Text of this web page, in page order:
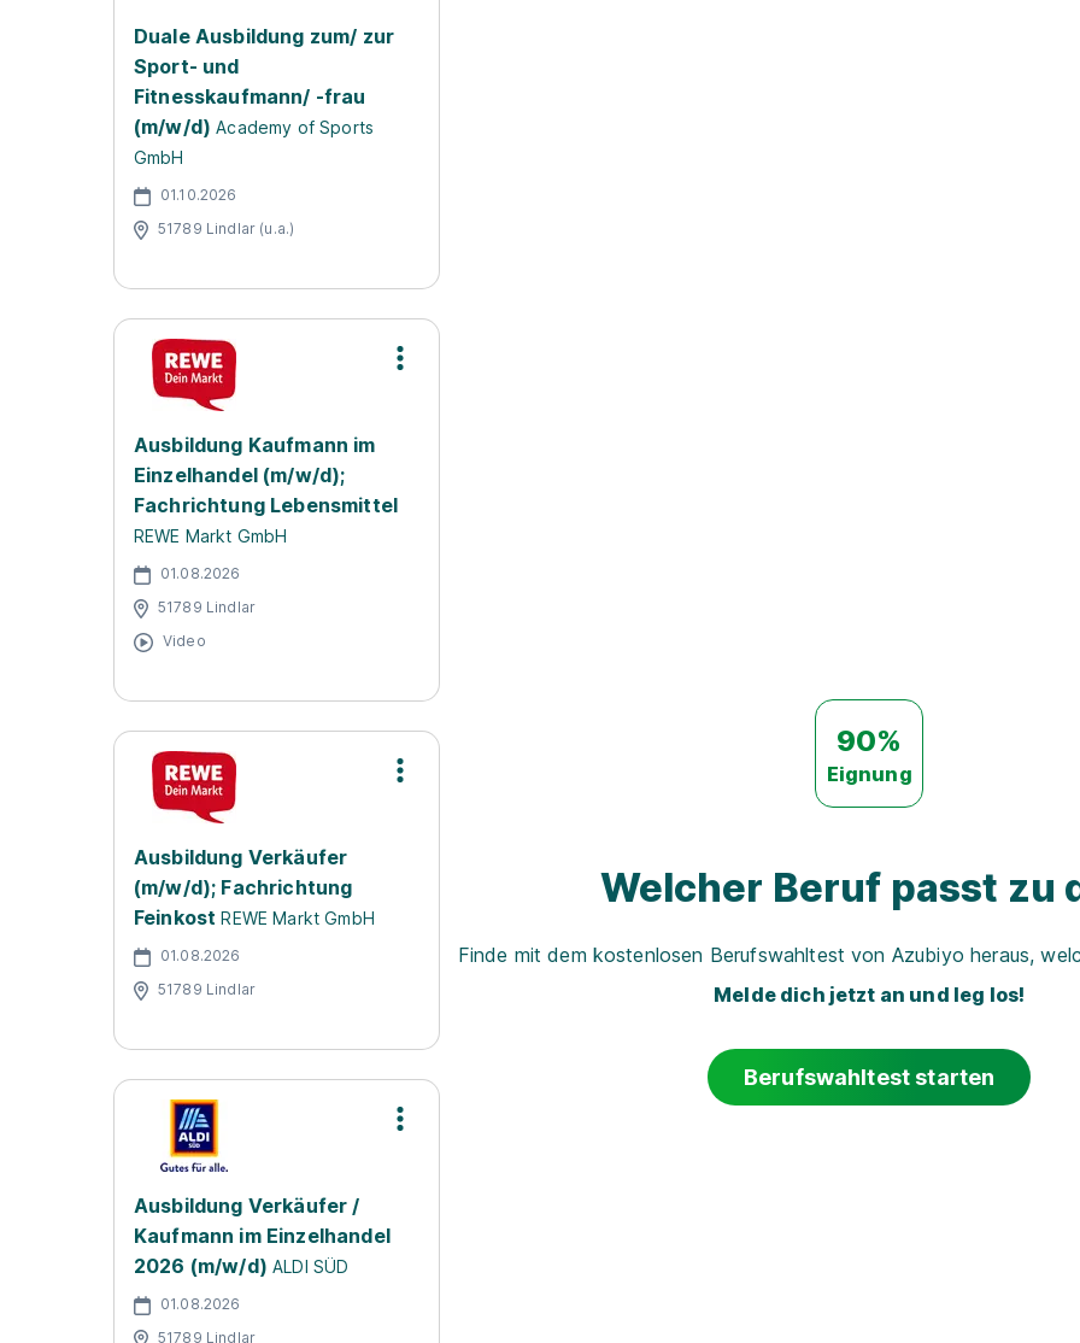
Duale Ausbildung zum/ zur
Sport- und
Fitnesskaufmann/ -frau
(m/w/d) Academy of Sports
GmbH
01.10.2026
51789 Lindlar (u.a.)
Ausbildung Kaufmann im
Einzelhandel (m/w/d);
Fachrichtung Lebensmittel
REWE Markt GmbH
01.08.2026
51789 Lindlar
Video
Ausbildung Verkäufer
(m/w/d); Fachrichtung
Feinkost REWE Markt GmbH
01.08.2026
51789 Lindlar
Ausbildung Verkäufer /
Kaufmann im Einzelhandel
2026 (m/w/d) ALDI SÜD
01.08.2026
51789 Lindlar
90%
Eignung
Welcher Beruf passt zu
Finde mit dem kostenlosen Berufswahltest von Azubiyo heraus,
Melde dich jetzt an und leg los!
Berufswahltest starten